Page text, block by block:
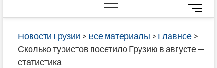
ГРУЗИИ
САЙТЕ
M
e
n
u
Новости Грузии > Все материалы > Главное>
Сколько туристов посетило Грузию в августе —
статистика